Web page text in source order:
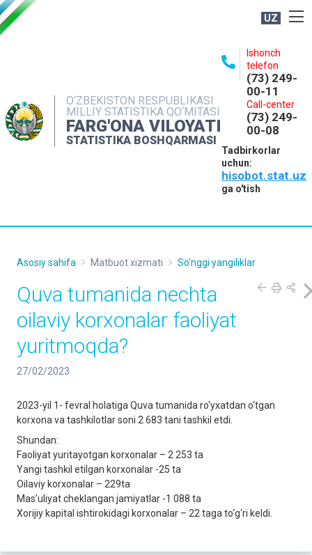
UZ
O‘ZBEKISTON RESPUBLIKASI
MILLIY STATISTIKA QO‘MITASI
FARG'ONA VILOYATI
STATISTIKA BOSHQARMASI
Ishonch
telefon
(73) 249-
00-11
Call-center
(73) 249-
00-08
Tadbirkorlar
uchun:
hisobot.stat.uz
ga o'tish
NASHRLAR
INTERAKTIV XIZMATLAR
MATBUOT XIZMATI
Asosiy sahifa Matbuot xizmati So'nggi yangiliklar
Quva tumanida nechta
oilaviy korxonalar faoliyat
yuritmoqda?
27/02/2023
2023-yil 1- fevral holatiga Quva tumanida ro‘yxatdan o‘tgan
korxona va tashkilotlar soni 2 683 tani tashkil etdi.
Shundan:
Faoliyat yuritayotgan korxonalar – 2 253 ta
Yangi tashkil etilgan korxonalar -25 ta
Oilaviy korxonalar – 229ta
Mas’uliyat cheklangan jamiyatlar -1 088 ta
Xorijiy kapital ishtirokidagi korxonalar – 22 taga to‘g‘ri keldi.